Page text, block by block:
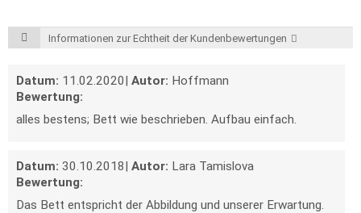
Informationen zur Echtheit der Kundenbewertungen
Datum: 11.02.2020| Autor: Hoffmann
Bewertung:
alles bestens; Bett wie beschrieben. Aufbau einfach.
Datum: 30.10.2018| Autor: Lara Tamislova
Bewertung:
Das Bett entspricht der Abbildung und unserer Erwartung.